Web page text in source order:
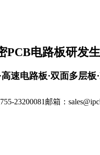
PCB电路板研发
速电路板·双面多层
23200081 邮箱：